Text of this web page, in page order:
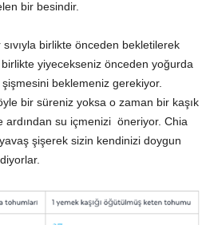
bir besindir.
birlikte önceden bekletilerek
yiyecekseniz önceden yoğurda
şişmesini beklemeniz gerekiyor.
bir süreniz yoksa o zaman bir kaşık
ardından su içmenizi öneriyor. Chia
şişerek sizin kendinizi doygun